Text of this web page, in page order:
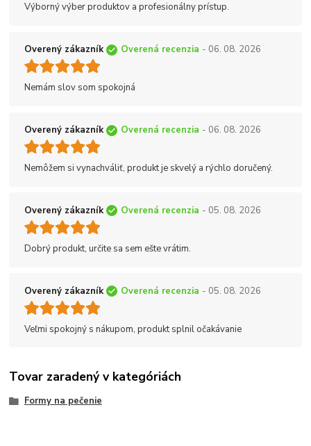
Výborný výber produktov a profesionálny prístup.
Overený zákazník Overená recenzia - 06. 08. 2026
Nemám slov som spokojná
Overený zákazník Overená recenzia - 06. 08. 2026
Nemôžem si vynachváliť, produkt je skvelý a rýchlo doručený.
Overený zákazník Overená recenzia - 05. 08. 2026
Dobrý produkt, určite sa sem ešte vrátim.
Overený zákazník Overená recenzia - 05. 08. 2026
Veľmi spokojný s nákupom, produkt splnil očakávanie
Tovar zaradený v kategóriách
Formy na pečenie